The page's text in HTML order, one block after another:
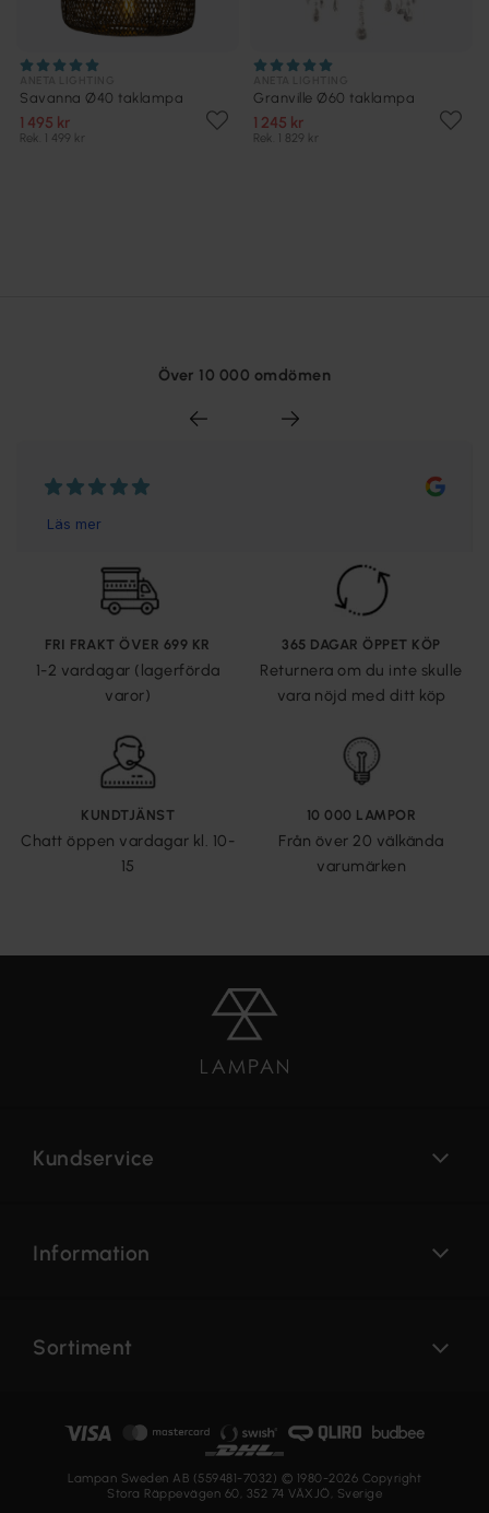
Savanna Ø40 taklampa
1 495 kr
Rek. 1 499 kr
Granville Ø60 taklampa
1 245 kr
Rek. 1 829 kr
Över 10 000 omdömen
FRI FRAKT ÖVER 699 KR
1-2 vardagar (lagerförda
varor)
365 DAGAR ÖPPET KÖP
Returnera om du inte skulle
vara nöjd med ditt köp
KUNDTJÄNST
Chatt öppen vardagar kl. 10-
15
10 000 LAMPOR
Från över 20 välkända
varumärken
Kundservice
Information
Sortiment
Lampan Sweden AB (559481-7032) © 1980-2026 Copyright
Stora Räppevägen 60, 352 74 VÄXJÖ, Sverige